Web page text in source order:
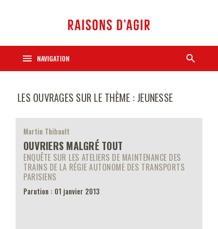
menu NAVIGATION search
LES OUVRAGES SUR LE THÈME : JEUNESSE
Martin Thibault
OUVRIERS MALGRÉ TOUT
ENQUÊTE SUR LES ATELIERS DE MAINTENANCE DES
TRAINS DE LA RÉGIE AUTONOME DES TRANSPORTS
PARISIENS
Parution : 01 janvier 2013